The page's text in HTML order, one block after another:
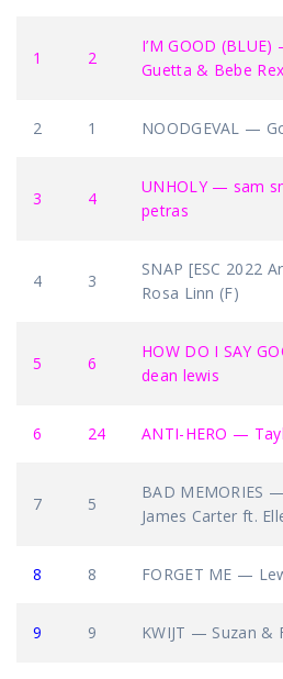
1 2
I’M GOOD
Guetta & Bebe
2 1 NOODGEVAL —
3 4
UNHOLY — sam
petras
4 3
SNAP [ESC 2022
Rosa Linn (F)
5 6
HOW DO I SAY
dean lewis
6 24 ANTI-HERO —
7 5
BAD MEMORIES
James Carter ft.
8 8 FORGET ME —
9 9 KWIJT — Suzan &